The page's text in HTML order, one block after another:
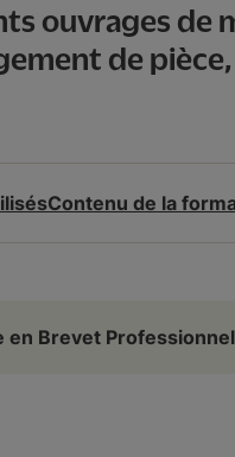
ouvrages de
de
Contenu de la
en Brevet